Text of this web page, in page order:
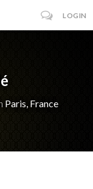
LOGIN
Paris, France